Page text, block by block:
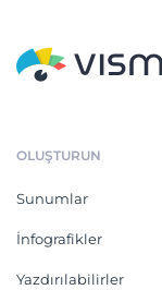
OLUŞTURUN
Sunumlar
İnfografikler
Yazdırılabilirler